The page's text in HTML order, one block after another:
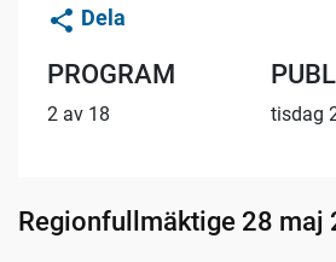
Dela
PROGRAM
2 av 18 tisdag
Regionfullmäktige 28 maj